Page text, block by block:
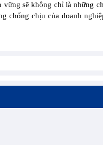
sẽ không chỉ là những
chống chịu của doanh